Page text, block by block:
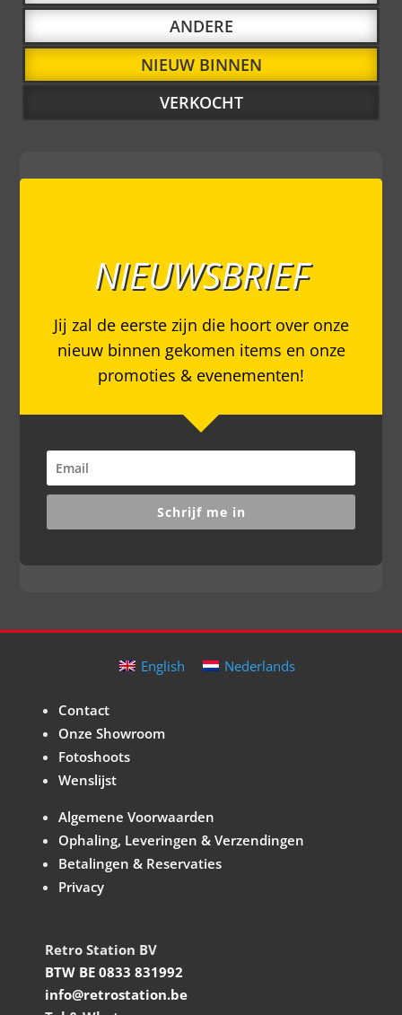
ANDERE
NIEUW BINNEN
VERKOCHT
NIEUWSBRIEF
Jij zal de eerste zijn die hoort over onze
nieuw binnen gekomen items en onze
promoties & evenementen!
Schrijf me in
English Nederlands
Contact
Onze Showroom
Fotoshoots
Wenslijst
Algemene Voorwaarden
Ophaling, Leveringen & Verzendingen
Betalingen & Reservaties
Privacy
Retro Station BV
BTW BE 0833 831992
info@retrostation.be